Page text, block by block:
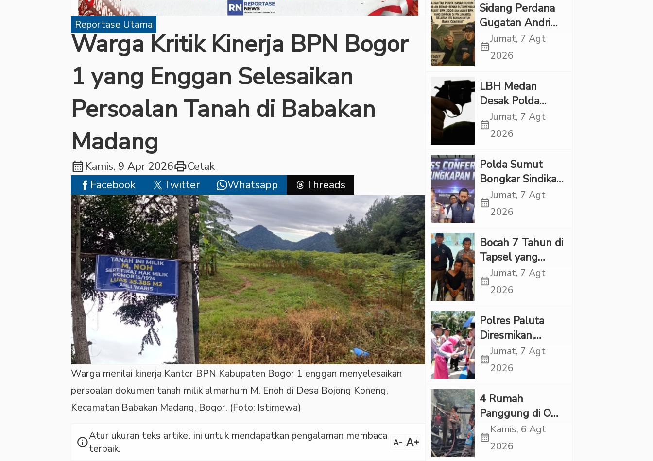
Reportase Utama
Warga Kritik Kinerja BPN Bogor
1 yang Enggan Selesaikan
Persoalan Tanah di Babakan
Madang
calendar_month Kamis, 9 Apr 2026printCetak
Facebook
Twitter Whatsapp Threads
Warga menilai kinerja Kantor BPN Kabupaten Bogor 1 enggan menyelesaikan
persoalan dokumen tanah milik almarhum M. Enoh di Desa Bojong Koneng,
Kecamatan Babakan Madang, Bogor. (Foto: Istimewa)
infoAtur ukuran teks artikel ini untuk mendapatkan pengalaman membaca
terbaik.
text_decrease text_increase
Sidang Perdana
Gugatan Andri
Tedjadharma di
PN Cibinong,
PUPN Mangkir
calendar_month
Jumat, 7 Agt
2026
LBH Medan
Desak Polda
Sumut Usut
Kematian Winda
calendar_month
Jumat, 7 Agt
2026
Polda Sumut
Bongkar Sindikat
Scamming
Internasional,
Rp6,7 Miliar
calendar_month
Jumat, 7 Agt
2026
Bocah 7 Tahun di
Tapsel yang
Ditemukan
Tewas di Sumur
Kekerasan
Seksual
calendar_month
Jumat, 7 Agt
2026
Polres Paluta
Diresmikan,
Begini
Tanggapan
calendar_month
Jumat, 7 Agt
2026
‎4 Rumah
Panggung di OKI
Ludes Terbakar,
Kerugian Capai
calendar_month
Kamis, 6 Agt
2026